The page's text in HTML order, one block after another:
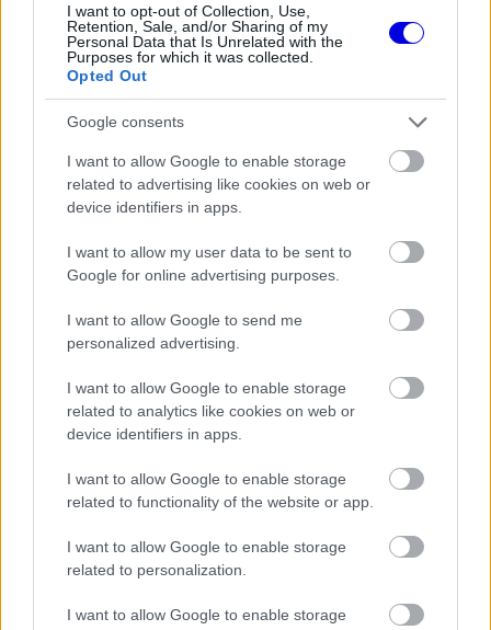
I want to opt-out of Collection, Use,
Retention, Sale, and/or Sharing of my
Personal Data that Is Unrelated with the
Purposes for which it was collected.
Opted Out
Google consents
I want to allow Google to enable storage
related to advertising like cookies on web or
device identifiers in apps.
I want to allow my user data to be sent to
Google for online advertising purposes.
I want to allow Google to send me
personalized advertising.
I want to allow Google to enable storage
related to analytics like cookies on web or
device identifiers in apps.
I want to allow Google to enable storage
related to functionality of the website or app.
I want to allow Google to enable storage
related to personalization.
I want to allow Google to enable storage
Video
Player
is
loading.
modal
window.
"Nagyon motiváltak vagyunk, hogy elinduljunk a
24 órás versenyen" – árulta el Verstappen. "Még
nem biztos, hogy jövőre meg tudjuk valósítani.
További tapasztalatszerzésre van szükségünk,
ezért 2026-ban több NLS-futamon is szeretnénk
részt venni, hogy megfelelően felkészüljünk erre
az embert próbáló kihívásra."
EZEKET IS AJÁNLJUK
FORMA-1
Minden lapját egyetlen pilótára